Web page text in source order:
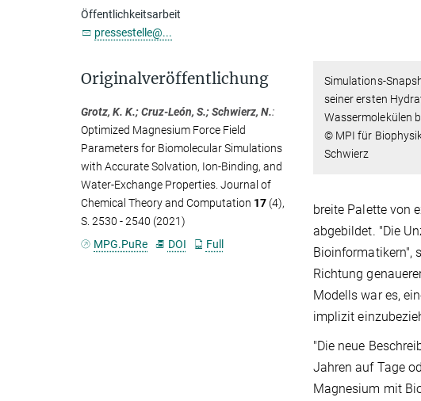
Simulations-
seiner ersten
Wassermolekülen
© MPI für
Schwierz
breite Palette von
abgebildet. "Die
Bioinformatikern",
Richtung
Modells war es,
implizit
"Die neue
Jahren auf Tage
Magnesium mit
Öffentlichkeitsarbeit
pressestelle@...
Originalveröffentlichung
Grotz, K. K.; Cruz-León, S.; Schwierz, N.:
Optimized Magnesium Force Field
Parameters for Biomolecular Simulations
with Accurate Solvation, Ion-Binding, and
Water-Exchange Properties. Journal of
Chemical Theory and Computation 17 (4),
S. 2530 - 2540 (2021)
MPG.PuRe
DOI Full